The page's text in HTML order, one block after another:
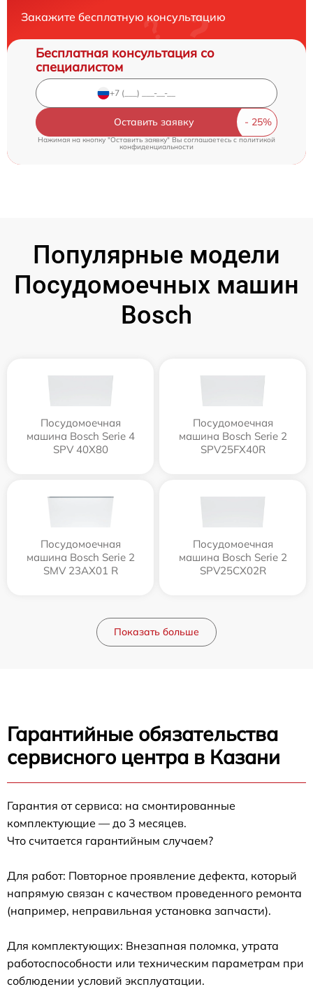
Закажите бесплатную консультацию
Бесплатная консультация со
специалистом
Оставить заявку
Нажимая на кнопку "Оставить заявку" Вы соглашаетесь cполитикой
конфиденциальности
Популярные модели
Посудомоечных машин
Bosch
Посудомоечная
машина Bosch Serie 4
SPV 40X80
Посудомоечная
машина Bosch Serie 2
SPV25FX40R
Посудомоечная
машина Bosch Serie 2
SMV 23AX01 R
Посудомоечная
машина Bosch Serie 2
SPV25CX02R
Показать больше
Гарантийные обязательства
сервисного центра в Казани
Гарантия от сервиса: на смонтированные
комплектующие — до 3 месяцев.
Что считается гарантийным случаем?
Для работ: Повторное проявление дефекта, который
напрямую связан с качеством проведенного ремонта
(например, неправильная установка запчасти).
Для комплектующих: Внезапная поломка, утрата
работоспособности или техническим параметрам при
соблюдении условий эксплуатации.